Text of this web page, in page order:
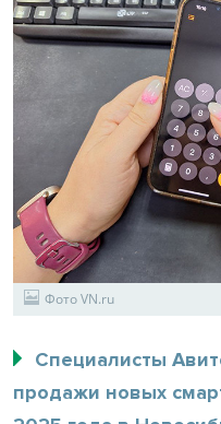
Фото VN.ru
Специалисты
продажи новых